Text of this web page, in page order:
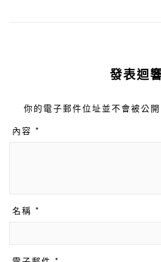
發表迴
你的電子郵件位址並不會被公
內容 *
名稱 *